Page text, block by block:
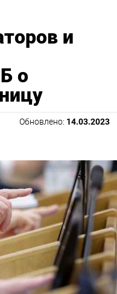
и
о
Обновлено: 14.03.2023